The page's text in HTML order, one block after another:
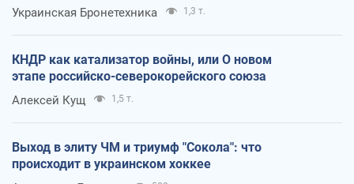
Украинская Бронетехника 1,3 т.
КНДР как катализатор войны, или О новом
этапе российско-северокорейского союза
Алексей Кущ 1,5 т.
Выход в элиту ЧМ и триумф "Сокола": что
происходит в украинском хоккее